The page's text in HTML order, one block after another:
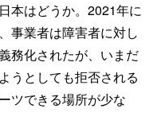
本はどうか。2021年に
事業者は障害者に対し
務化されたが、いまだ
うとしても拒否される
ツできる場所が少な